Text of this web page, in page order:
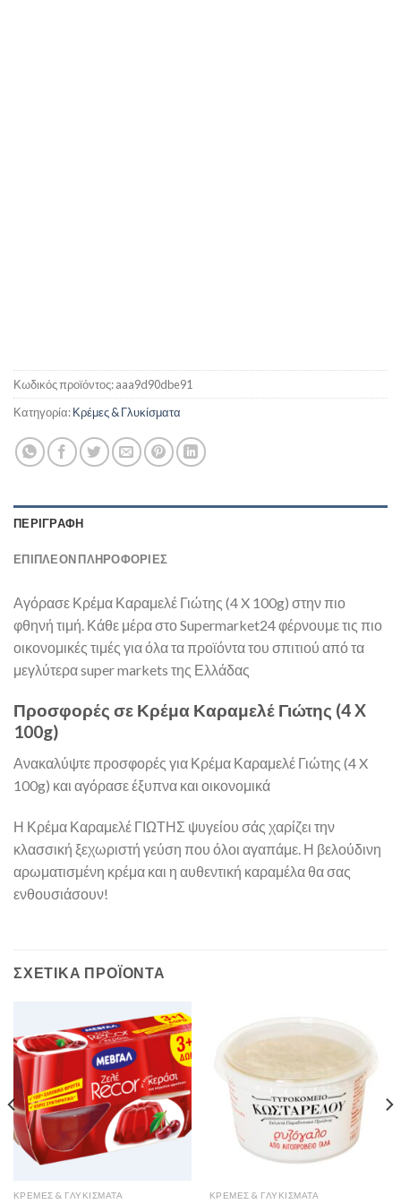
Κωδικός προϊόντος:aaa9d90dbe91
Κατηγορία:Κρέμες & Γλυκίσματα
ΠΕΡΙΓΡΑΦΉ
ΕΠΙΠΛΈΟΝ ΠΛΗΡΟΦΟΡΊΕΣ
Αγόρασε Κρέμα Καραμελέ Γιώτης (4 X 100g) στην πιο
φθηνή τιμή. Κάθε μέρα στο Supermarket24 φέρνουμε τις πιο
οικονομικές τιμές για όλα τα προϊόντα του σπιτιού από τα
μεγλύτερα super markets της Ελλάδας
Προσφορές σε Κρέμα Καραμελέ Γιώτης (4 X
100g)
Ανακαλύψτε προσφορές για Κρέμα Καραμελέ Γιώτης (4 X
100g) και αγόρασε έξυπνα και οικονομικά
Η Κρέμα Καραμελέ ΓΙΩΤΗΣ ψυγείου σάς χαρίζει την
κλασσική ξεχωριστή γεύση που όλοι αγαπάμε. Η βελούδινη
αρωματισμένη κρέμα και η αυθεντική καραμέλα θα σας
ενθουσιάσουν!
ΣΧΕΤΙΚΆ ΠΡΟΪΌΝΤΑ
ΚΡΈΜΕΣ & ΓΛΥΚΊΣΜΑΤΑ ΚΡΈΜΕΣ & ΓΛΥΚΊΣΜΑΤΑ